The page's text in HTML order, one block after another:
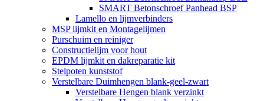
SMART Betonschroef Panhead BSP
Lamello en lijmverbinders
MSP lijmkit en Montagelijmen
Purschuim en reiniger
Constructielijm voor hout
EPDM lijmkit en dakreparatie kit
Stelpoten kunststof
Verstelbare Duimhengen blank-geel-zwart
Verstelbare Hengen blank verzinkt